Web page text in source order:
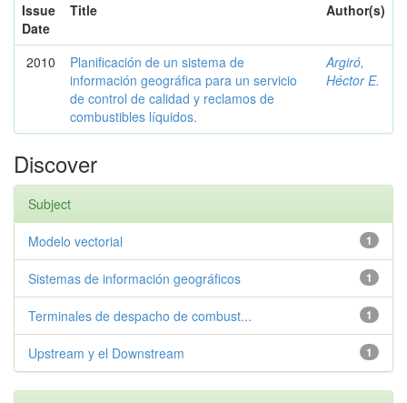
Issue
Date
Title Author(s)
2010
Planificación de un sistema de
información geográfica para un servicio
de control de calidad y reclamos de
combustibles líquidos.
Argiró,
Héctor E.
Discover
Subject
1
Modelo vectorial
1
Sistemas de información geográficos
1
Terminales de despacho de combust...
1
Upstream y el Downstream